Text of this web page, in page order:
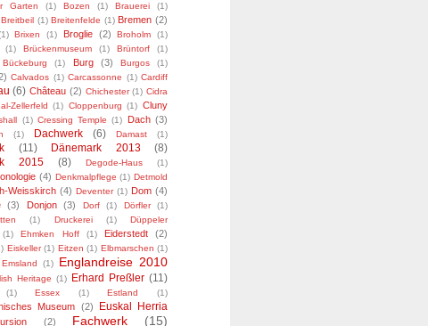
Garten
(1) Bozen (1) Brauerei
(1)
Breitbeil (1) Breitenfelde (1) Bremen (2)
Brixen (1) Broglie (2) Broholm
(1)
(1) Brückenmuseum (1) Brüntorf (1)
Bückeburg (1) Burg (3) Burgos (1)
Calvados (1) Carcassonne (1) Cardiff
(6) Château (2) Chichester (1) Cidra
Zellerfeld (1) Cloppenburg (1) Cluny
(1) Cressing Temple (1) Dach (3)
(1) Dachwerk (6) Damast (1)
(11) Dänemark 2013
(8)
2015
(8) Degode-Haus (1)
(4) Denkmalpflege (1) Detmold
Weisskirch (4) Deventer (1) Dom (4)
(3) Donjon (3) Dorf (1) Dörfler
(1)
(1) Druckerei (1)
Düppeler
(1) Ehmken Hoff (1) Eiderstedt (2)
Eiskeller (1) Eitzen (1) Elbmarschen (1)
Emsland (1)
Englandreise 2010
Heritage (1) Erhard Preßler (11)
(1) Essex (1) Estland (1)
Museum (2)
Euskal Herria
(2) Fachwerk (15)